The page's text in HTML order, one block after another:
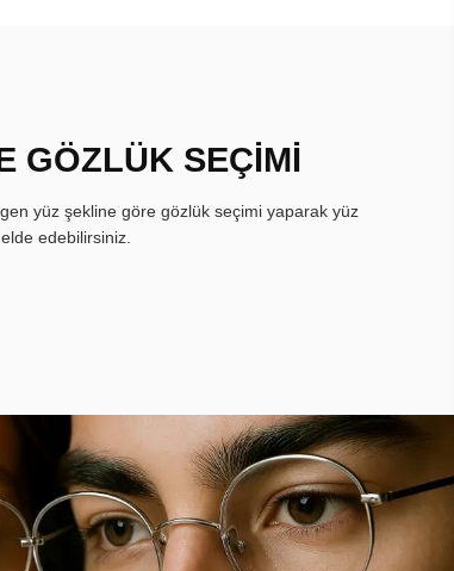
GÖZLÜK SEÇİMİ
yüz şekline göre gözlük seçimi yaparak yüz
edebilirsiniz.